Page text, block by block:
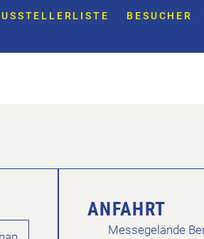
BESUCHER
ANFAHRT
Messegelände